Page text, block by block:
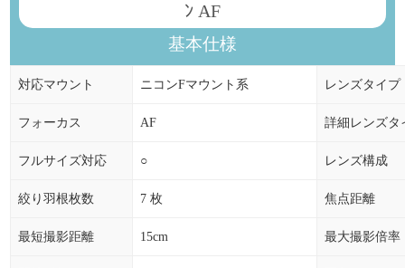
ﾝ AF
基本仕様
対応マウント ニコンFマウント系 レンズタイプ
フォーカス AF 詳細レンズタ
フルサイズ対応 ○ レンズ構成
絞り羽根枚数 7 枚 焦点距離
最短撮影距離 15cm 最大撮影倍率